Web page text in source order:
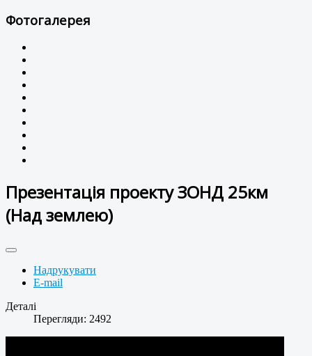
Фотогалерея
Презентація проекту ЗОНД 25км
(Над землею)
Надрукувати
E-mail
Деталі
Перегляди: 2492